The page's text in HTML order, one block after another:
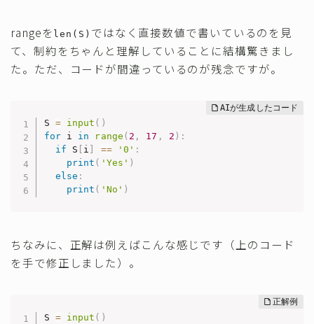
rangeを len(S) ではなく直接数値で書いているのを見
て、制約をちゃんと理解していることに結構驚きまし
た。ただ、コードが間違っているのが残念ですが。
S = input ( )
for i in range ( 2 , 17 , 2 ) :
if S i == '0' :
print ( 'Yes' )
else :
print ( 'No' )
ちなみに、正解は例えばこんな感じです（上のコード
を手で修正しました）。
S = input ( )